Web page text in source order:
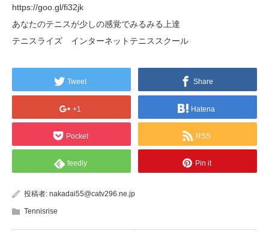
https://goo.gl/fi32jk
あなたのテニスが少しの感覚でみるみる上達
テニスライズ インターネットテニススクール
Tweet Share
+1 Hatena
Pocket RSS
feedly Pin it
投稿者: nakadai55@catv296.ne.jp
Tennisrise